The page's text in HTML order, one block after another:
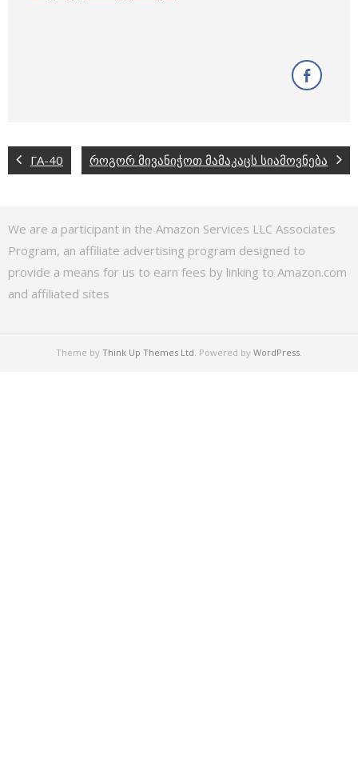
ГА-40 როგორ მივანიჭოთ მამაკაცს სიამოვნება
We are a participant in the Amazon Services LLC Associates
Program, an affiliate advertising program designed to
provide a means for us to earn fees by linking to Amazon.com
and affiliated sites
Theme by Think Up Themes Ltd. Powered by WordPress.